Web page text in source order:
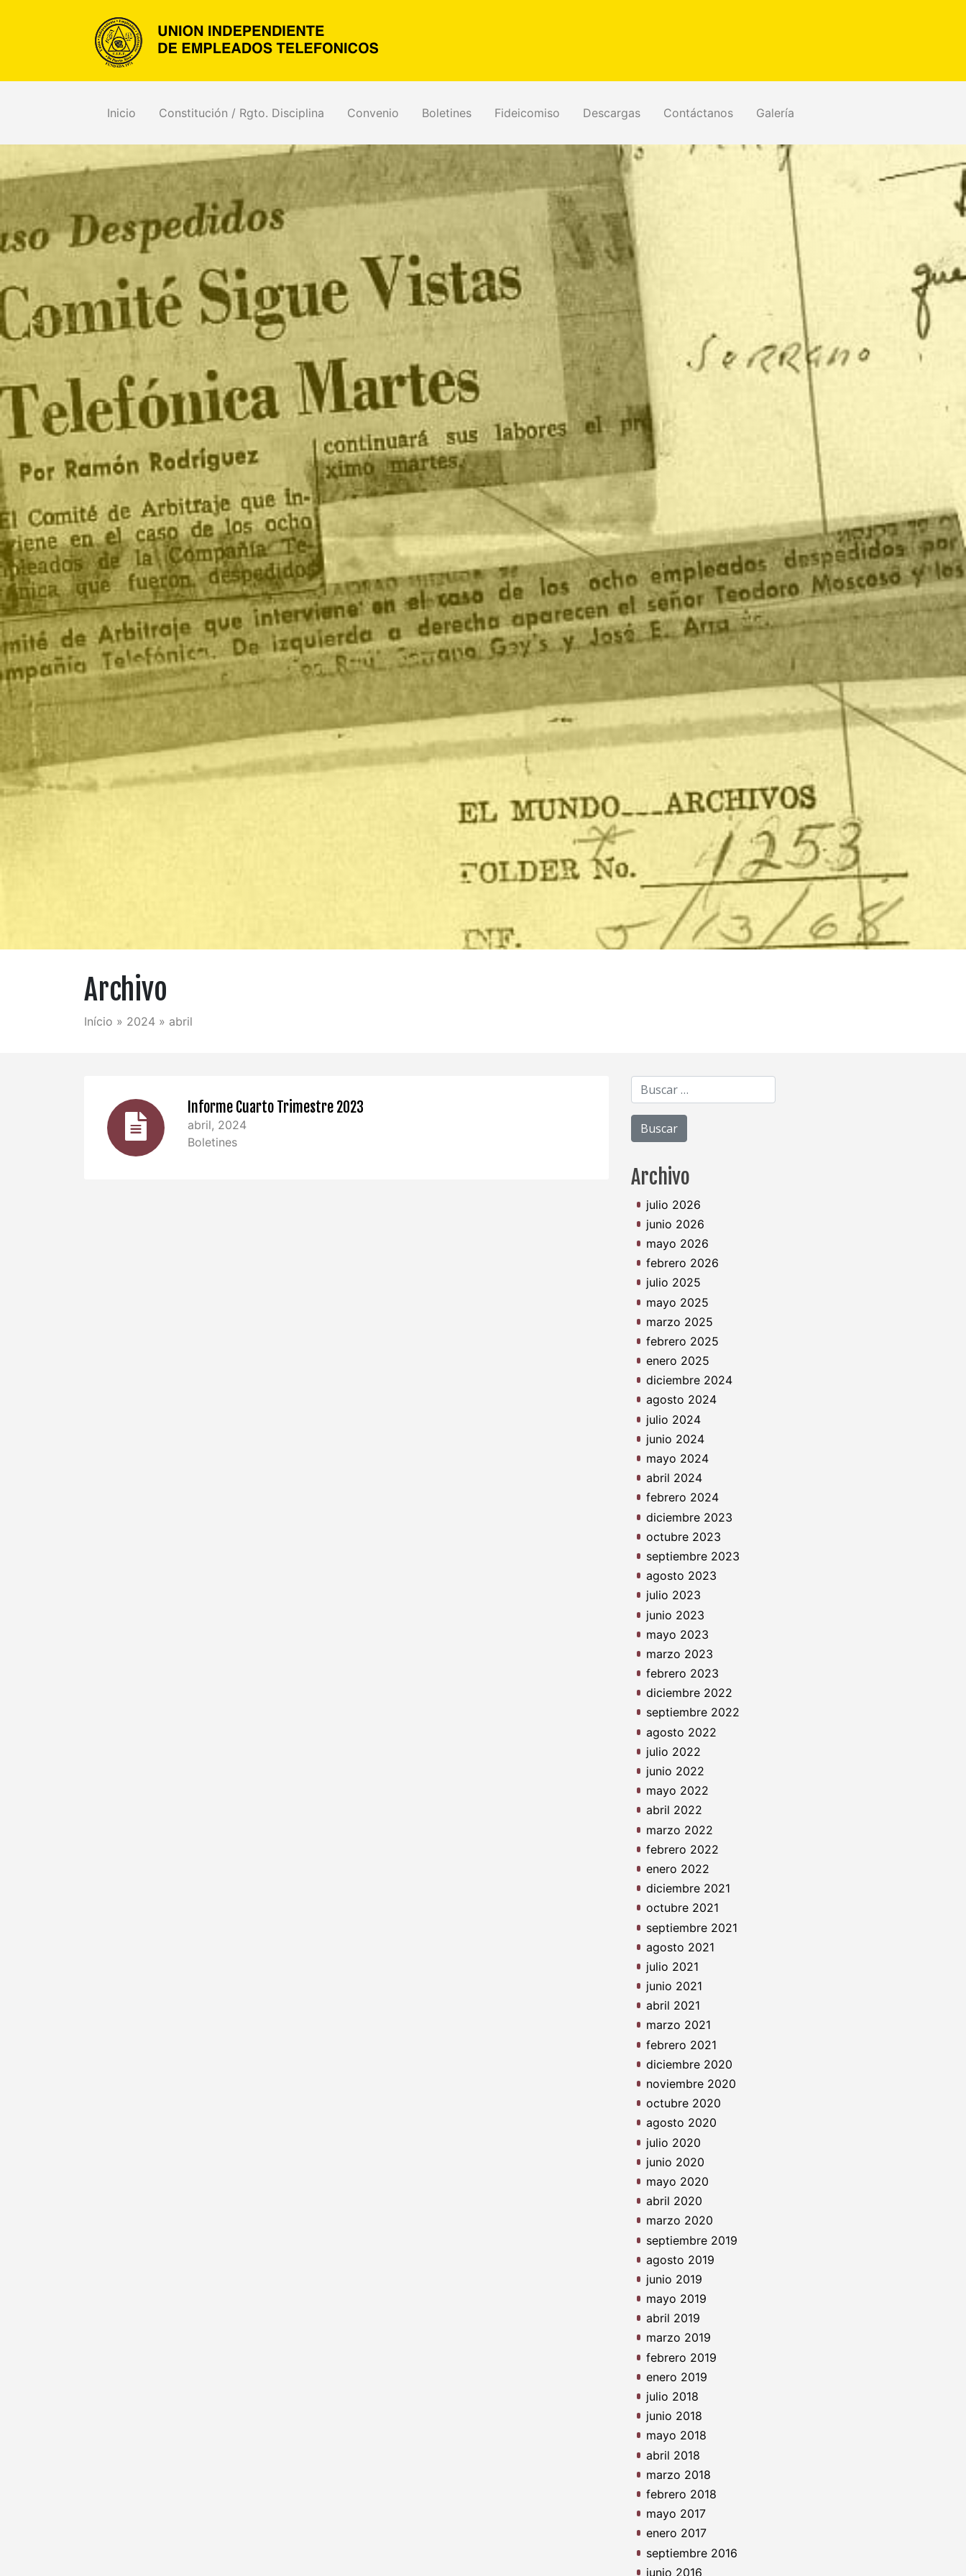
Inicio Constitución / Rgto. Disciplina Convenio Boletines Fideicomiso Descargas Contáctanos Galería
Archivo
Início » 2024 » abril
Informe Cuarto Trimestre 2023
abril, 2024
Boletines
Archivo
julio 2026
junio 2026
mayo 2026
febrero 2026
julio 2025
mayo 2025
marzo 2025
febrero 2025
enero 2025
diciembre 2024
agosto 2024
julio 2024
junio 2024
mayo 2024
abril 2024
febrero 2024
diciembre 2023
octubre 2023
septiembre 2023
agosto 2023
julio 2023
junio 2023
mayo 2023
marzo 2023
febrero 2023
diciembre 2022
septiembre 2022
agosto 2022
julio 2022
junio 2022
mayo 2022
abril 2022
marzo 2022
febrero 2022
enero 2022
diciembre 2021
octubre 2021
septiembre 2021
agosto 2021
julio 2021
junio 2021
abril 2021
marzo 2021
febrero 2021
diciembre 2020
noviembre 2020
octubre 2020
agosto 2020
julio 2020
junio 2020
mayo 2020
abril 2020
marzo 2020
septiembre 2019
agosto 2019
junio 2019
mayo 2019
abril 2019
marzo 2019
febrero 2019
enero 2019
julio 2018
junio 2018
mayo 2018
abril 2018
marzo 2018
febrero 2018
mayo 2017
enero 2017
septiembre 2016
junio 2016